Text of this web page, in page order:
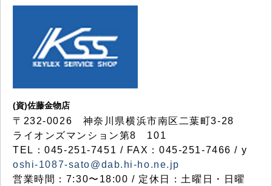
(資)佐藤金物店
〒232-0026 神奈川県横浜市南区二葉町3-28
ライオンズマンション第8 101
TEL：045-251-7451 / FAX：045-251-7466 / y
oshi-1087-sato@dab.hi-ho.ne.jp
営業時間：7:30〜18:00 / 定休日：土曜日・日曜